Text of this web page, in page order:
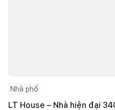
Nhà phố
LT House – Nhà hiện đại